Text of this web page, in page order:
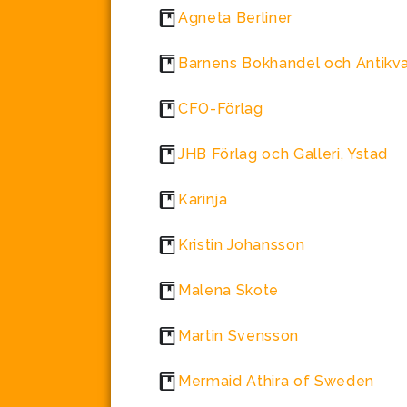
Agneta Berliner
Barnens Bokhandel och
CFO-Förlag
JHB Förlag och Galleri, Ystad
Karinja
Kristin Johansson
Malena Skote
Martin Svensson
Mermaid Athira of Sweden